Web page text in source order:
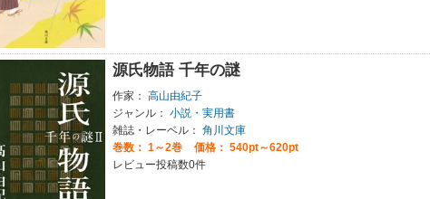
源氏物語 千年の謎
作家： 高山由紀子
ジャンル： 小説・実用書
雑誌・レーベル： 角川文庫
巻数： 1～2巻
価格： 540pt～620pt
レビュー投稿数0件